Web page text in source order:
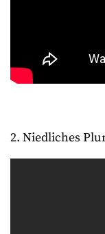
2. Niedliches